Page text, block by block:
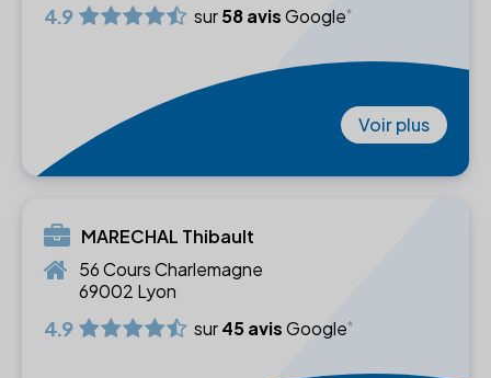
4.9 sur58 avisGoogle
Voir plus
MARECHAL Thibault
56 Cours Charlemagne
69002 Lyon
4.9 sur45 avisGoogle